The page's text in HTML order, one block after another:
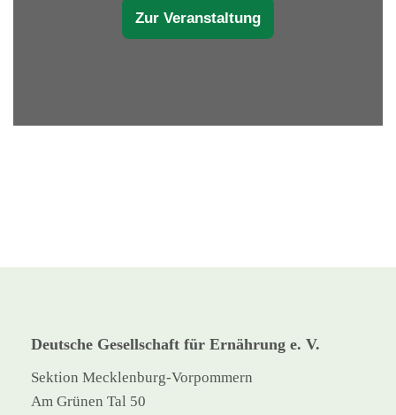
Zur Veranstaltung
Deutsche Gesellschaft für Ernährung e. V.
Sektion Mecklenburg-Vorpommern
Am Grünen Tal 50